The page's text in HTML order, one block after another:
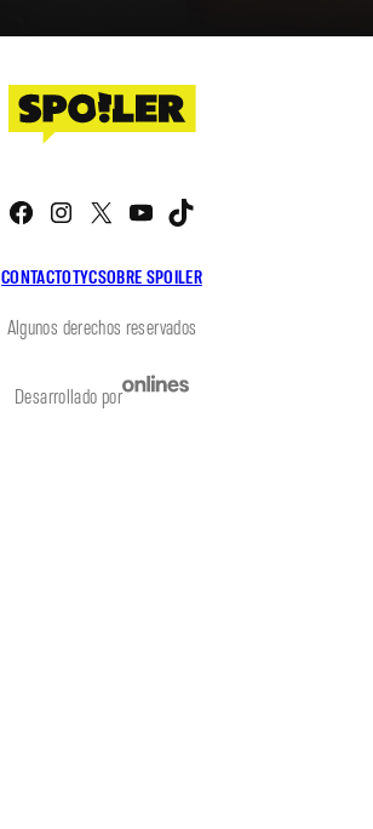
CONTACTOTYCSOBRE SPOILER
Facebook
Instagram
X YouTube
Algunos derechos reservados
Desarrollado por